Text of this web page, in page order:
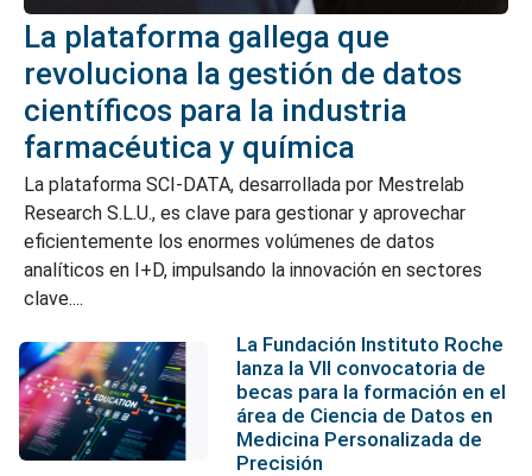
La plataforma gallega que
revoluciona la gestión de datos
científicos para la industria
farmacéutica y química
La plataforma SCI-DATA, desarrollada por Mestrelab
Research S.L.U., es clave para gestionar y aprovechar
eficientemente los enormes volúmenes de datos
analíticos en I+D, impulsando la innovación en sectores
clave....
La Fundación Instituto Roche
lanza la VII convocatoria de
becas para la formación en el
área de Ciencia de Datos en
Medicina Personalizada de
Precisión